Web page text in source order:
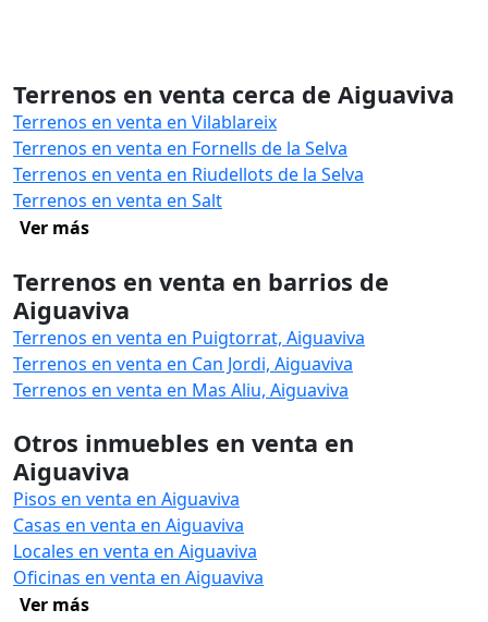
Terrenos en venta cerca de Aiguaviva
Terrenos en venta en Vilablareix
Terrenos en venta en Fornells de la Selva
Terrenos en venta en Riudellots de la Selva
Terrenos en venta en Salt
Ver más
Terrenos en venta en barrios de
Aiguaviva
Terrenos en venta en Puigtorrat, Aiguaviva
Terrenos en venta en Can Jordi, Aiguaviva
Terrenos en venta en Mas Aliu, Aiguaviva
Otros inmuebles en venta en
Aiguaviva
Pisos en venta en Aiguaviva
Casas en venta en Aiguaviva
Locales en venta en Aiguaviva
Oficinas en venta en Aiguaviva
Ver más